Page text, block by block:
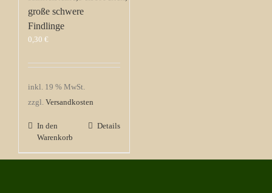
große schwere
Findlinge
0,30 €
inkl. 19 % MwSt.
zzgl. Versandkosten
In den
Warenkorb
Details